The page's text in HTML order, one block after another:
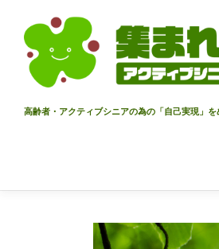
プ
高齢者・アクティブシニアの為の「自己実現」